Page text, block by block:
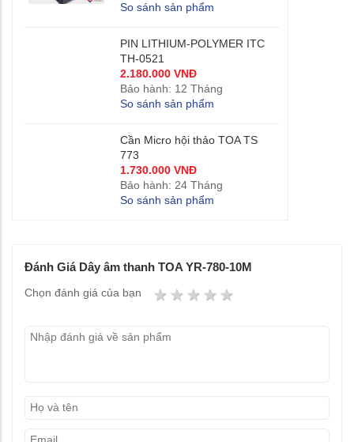
So sánh sản phẩm
PIN LITHIUM-POLYMER ITC
TH-0521
2.180.000 VNĐ
Bảo hành: 12 Tháng
So sánh sản phẩm
Cần Micro hội thảo TOA TS
773
1.730.000 VNĐ
Bảo hành: 24 Tháng
So sánh sản phẩm
Đánh Giá Dây âm thanh TOA YR-780-10M
Chọn đánh giá của bạn 4 stars
3 stars
2 stars
1 star